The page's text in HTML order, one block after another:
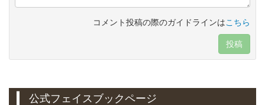
コメント投稿の際のガイドラインはこちら
投稿
公式フェイスブックページ